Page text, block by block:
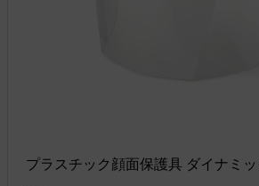
プラスチック顔面保護具 ダイナミ